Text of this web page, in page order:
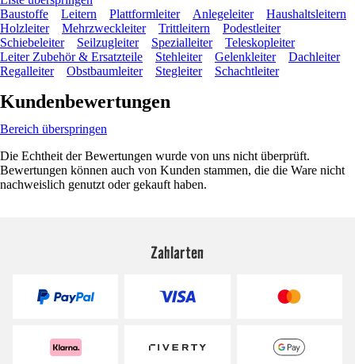
Baustoffe
Leitern Plattformleiter Anlegeleiter
Haushaltsleitern
Holzleiter
Mehrzweckleiter Trittleitern
Podestleiter
Schiebeleiter
Seilzugleiter Spezialleiter
Teleskopleiter
Leiter Zubehör & Ersatzteile
Stehleiter Gelenkleiter
Dachleiter
Regalleiter
Obstbaumleiter Stegleiter Schachtleiter
Kundenbewertungen
Bereich überspringen
Die Echtheit der Bewertungen wurde von uns nicht überprüft.
Bewertungen können auch von Kunden stammen, die die Ware nicht
nachweislich genutzt oder gekauft haben.
Zahlarten